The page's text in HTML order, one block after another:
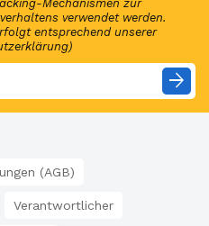
Mechanismen zur
verwendet werden.
entsprechend unserer
arrow_forward
(AGB)
Verantwortlicher